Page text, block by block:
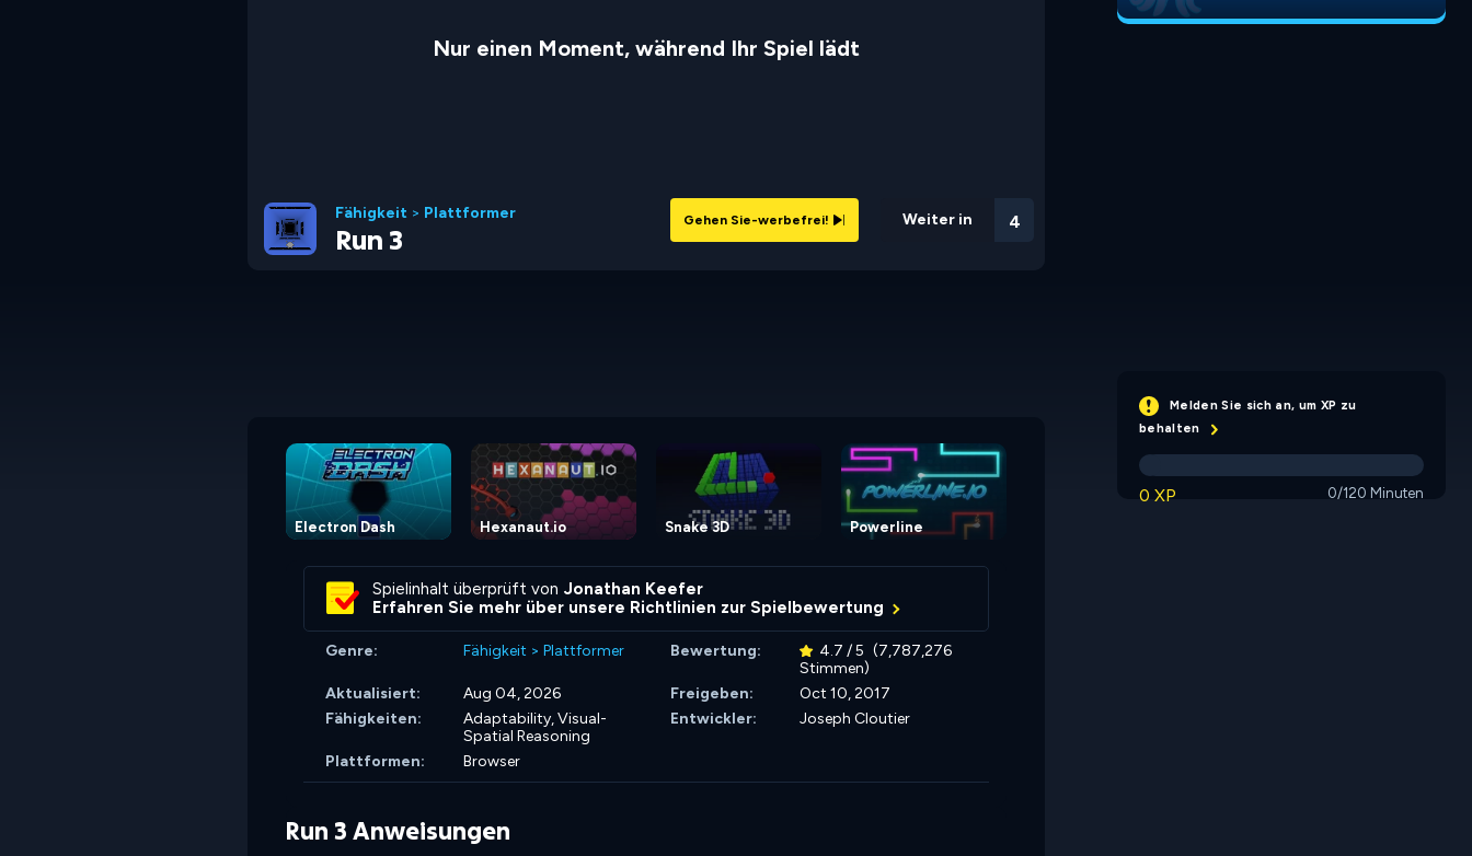
Nur einen Moment, während Ihr Spiel lädt
Weiter in 3
Gehen Sie-werbefrei!
Fähigkeit > Plattformer
Run 3
Electron Dash Hexanaut.io Snake 3D Powerline
Spielinhalt überprüft von Jonathan Keefer
Erfahren Sie mehr über unsere Richtlinien zur Spielbewertung
Genre: Fähigkeit > Plattformer Bewertung: 4.7 / 5 (7,787,276
Stimmen)
Aktualisiert:
Aug 04, 2026 Freigeben:
Oct 10, 2017
Fähigkeiten:
Adaptability,Visual-
Spatial Reasoning
Entwickler: Joseph Cloutier
Plattformen: Browser
Run 3 Anweisungen
Melden Sie sich an, um XP zu
behalten
0 XP 0/120 Minuten